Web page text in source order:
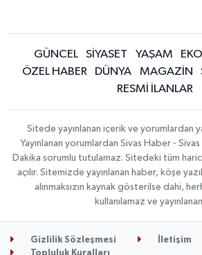
GÜNCEL SİYASET YAŞAM
ÖZEL HABER
DÜNYA MAGAZİN
RESMİ İLANLAR
Sitede yayınlanan içerik ve yorumlardan
Yayınlanan yorumlardan Sivas Haber -
Dakika sorumlu tutulamaz. Sitedeki tüm
açılır. Sitemizde yayınlanan haber, köşe
alınmaksızın kaynak gösterilse dahi,
kullanılamaz ve
Gizlilik Sözleşmesi
İletişim